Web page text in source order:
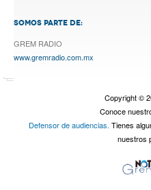
SOMOS PARTE DE:
GREM RADIO
www.gremradio.com.mx
Copyright ©
Conoce
Defensor de audiencias. Tienes
nuestros